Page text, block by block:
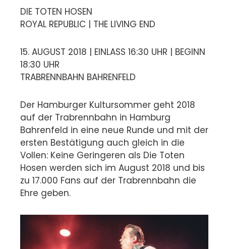
DIE TOTEN HOSEN
ROYAL REPUBLIC | THE LIVING END
15. AUGUST 2018 | EINLASS 16:30 UHR | BEGINN
18:30 UHR
TRABRENNBAHN BAHRENFELD
Der Hamburger Kultursommer geht 2018
auf der Trabrennbahn in Hamburg
Bahrenfeld in eine neue Runde und mit der
ersten Bestätigung auch gleich in die
Vollen: Keine Geringeren als Die Toten
Hosen werden sich im August 2018 und bis
zu 17.000 Fans auf der Trabrennbahn die
Ehre geben.